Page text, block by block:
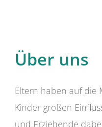
Über uns
Eltern haben auf die
Kinder großen
und Erziehende